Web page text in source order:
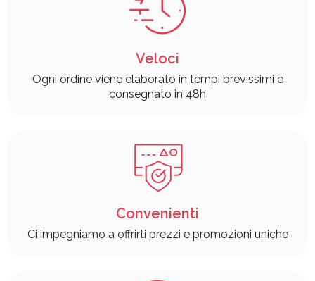
Veloci
Ogni ordine viene elaborato in tempi brevissimi e
consegnato in 48h
Convenienti
Ci impegniamo a offrirti prezzi e promozioni uniche